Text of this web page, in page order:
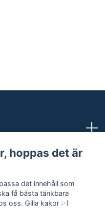
hoppas det är
det innehåll som
få bästa tänkbara
oss. Gilla kakor :-)